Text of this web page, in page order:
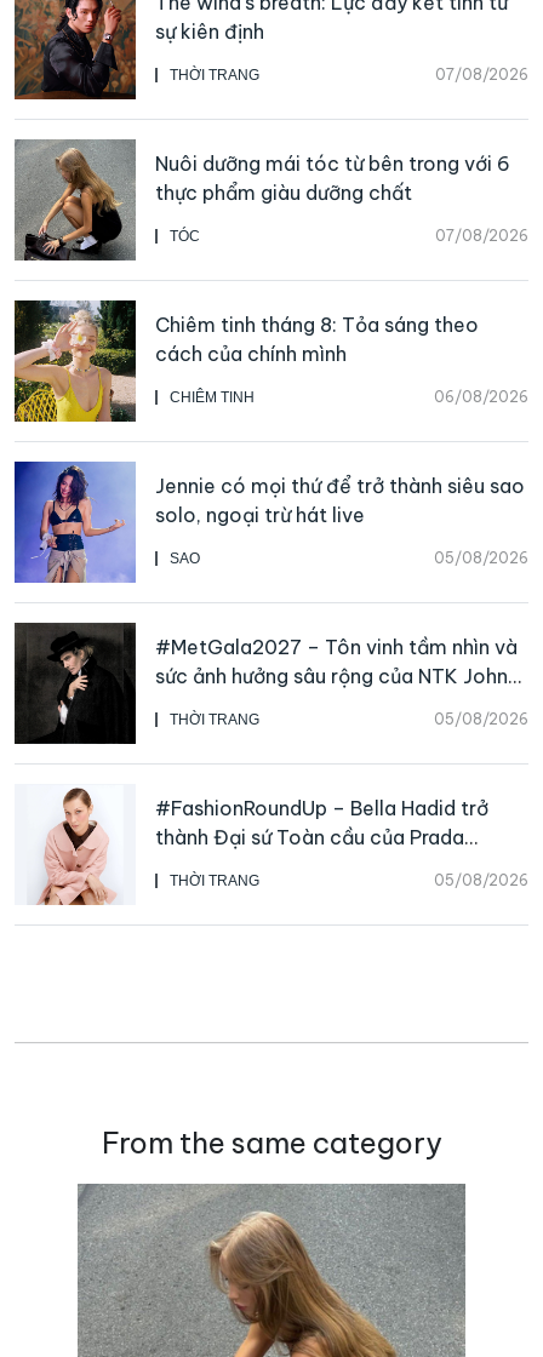
THỜI TRANG 07/08/2026
sự kiên định
TÓC 07/08/2026
Nuôi dưỡng mái tóc từ bên trong với 6
thực phẩm giàu dưỡng chất
CHIÊM TINH 06/08/2026
Chiêm tinh tháng 8: Tỏa sáng theo
cách của chính mình
SAO 05/08/2026
Jennie có mọi thứ để trở thành siêu sao
solo, ngoại trừ hát live
THỜI TRANG 05/08/2026
#MetGala2027 – Tôn vinh tầm nhìn và
sức ảnh hưởng sâu rộng của NTK John
Galliano
THỜI TRANG 05/08/2026
#FashionRoundUp – Bella Hadid trở
thành Đại sứ Toàn cầu của Prada
Beauty, CHANEL mua lại Charvet
From the same category